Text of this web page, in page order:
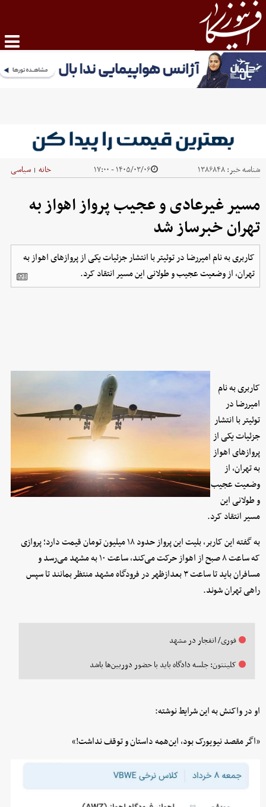
شناسه خبر:۱۳۸۶۸۴۸ ۱۴۰۵/۰۳/۰۶ - ۱۷:۰۰ خانه | سیاسی
مسیر غیرعادی و عجیب پرواز اهواز به
تهران خبرساز شد
کاربری به نام امیررضا در توئیتر با انتشار جزئیات یکی از پروازهای اهواز به
تهران، از وضعیت عجیب و طولانی این مسیر انتقاد کرد.
کاربری به نام
امیررضا در
توئیتر با انتشار
جزئیات یکی از
پروازهای اهواز
به تهران، از
وضعیت عجیب
و طولانی این
مسیر انتقاد کرد.
به گفته این کاربر، بلیت این پرواز حدود ۱۸ میلیون تومان قیمت دارد؛ پروازی
که ساعت ۸ صبح از اهواز حرکت می‌کند، ساعت ۱۰ به مشهد می‌رسد و
مسافران باید تا ساعت ۳ بعدازظهر در فرودگاه مشهد منتظر بمانند تا سپس
راهی تهران شوند.
فوری/ انفجار در مشهد
کلینتون: جلسه دادگاه باید با حضور دوربین‌ها باشد
او در واکنش به این شرایط نوشته:
«اگر مقصد نیویورک بود، این‌همه داستان و توقف نداشت!»